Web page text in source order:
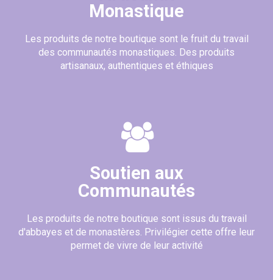
Monastique
Les produits de notre boutique sont le fruit du travail
des communautés monastiques. Des produits
artisanaux, authentiques et éthiques
Soutien aux
Communautés
Les produits de notre boutique sont issus du travail
d'abbayes et de monastères. Privilégier cette offre leur
permet de vivre de leur activité